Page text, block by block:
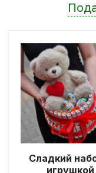
Сладкий
игрушкой